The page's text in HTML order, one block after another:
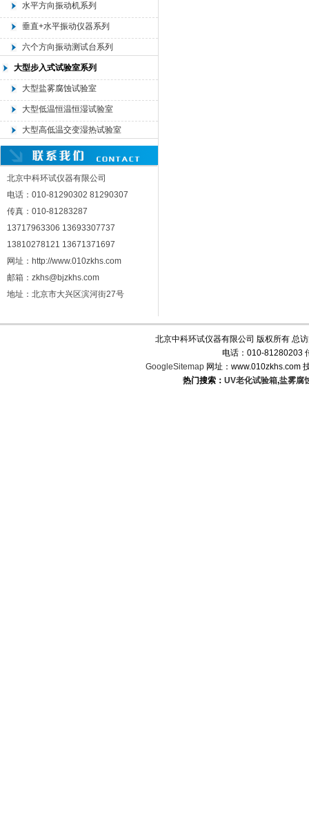
水平方向振动机系列
垂直+水平振动仪器系列
六个方向振动测试台系列
大型步入式试验室系列
大型盐雾腐蚀试验室
大型低温恒温恒湿试验室
大型高低温交变湿热试验室
北京中科环试仪器有限公司
电话：010-81290302 81290307
传真：010-81283287
13717963306 13693307737
13810278121 13671371697
网址：http://www.010zkhs.com
邮箱：zkhs@bjzkhs.com
地址：北京市大兴区滨河街27号
北京中科环试仪器有限公司 版权所有 总
电话：010-81280203
GoogleSitemap 网址：www.010zkhs.com
热门搜索： UV老化试验箱,盐雾腐